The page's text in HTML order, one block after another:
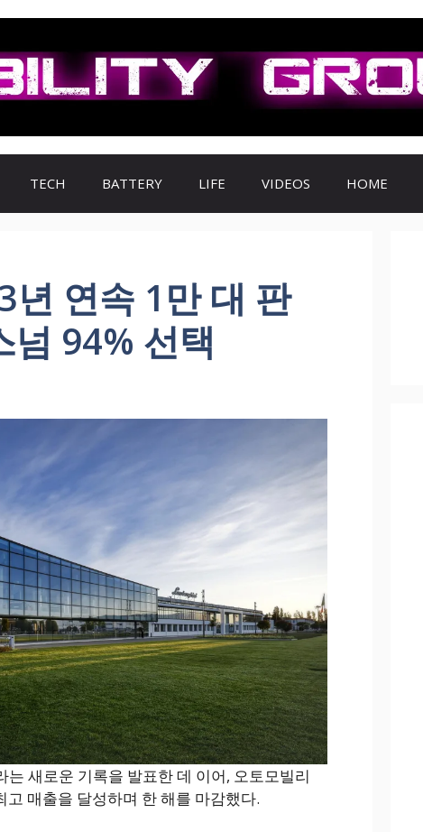
TECH BATTERY LIFE VIDEOS HOME
년 연속 1만 대 판
넘 94% 선택
새로운 기록을 발표한 데 이어, 오토모빌리
매출을 달성하며 한 해를 마감했다.